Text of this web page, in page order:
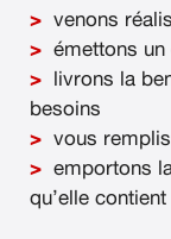
venons
émettons
livrons la
besoins
vous
emportons
qu’elle contient